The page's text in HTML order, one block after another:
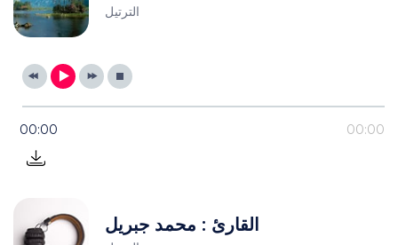
الترتيل
00:00 00:00
القارئ : محمد جبريل